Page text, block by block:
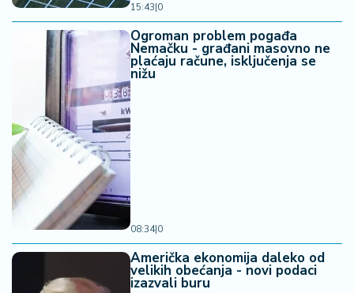
15:43|0
Ogroman problem pogađa
Nemačku - građani masovno ne
plaćaju račune, isključenja se
nižu
08:34|0
Američka ekonomija daleko od
velikih obećanja - novi podaci
izazvali buru